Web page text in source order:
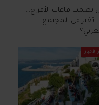
تصمت قاعات الأفراح…
تغير في المجتمع
الأخبار